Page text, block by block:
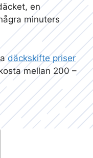
en
minuters
däckskifte priser
mellan 200 –